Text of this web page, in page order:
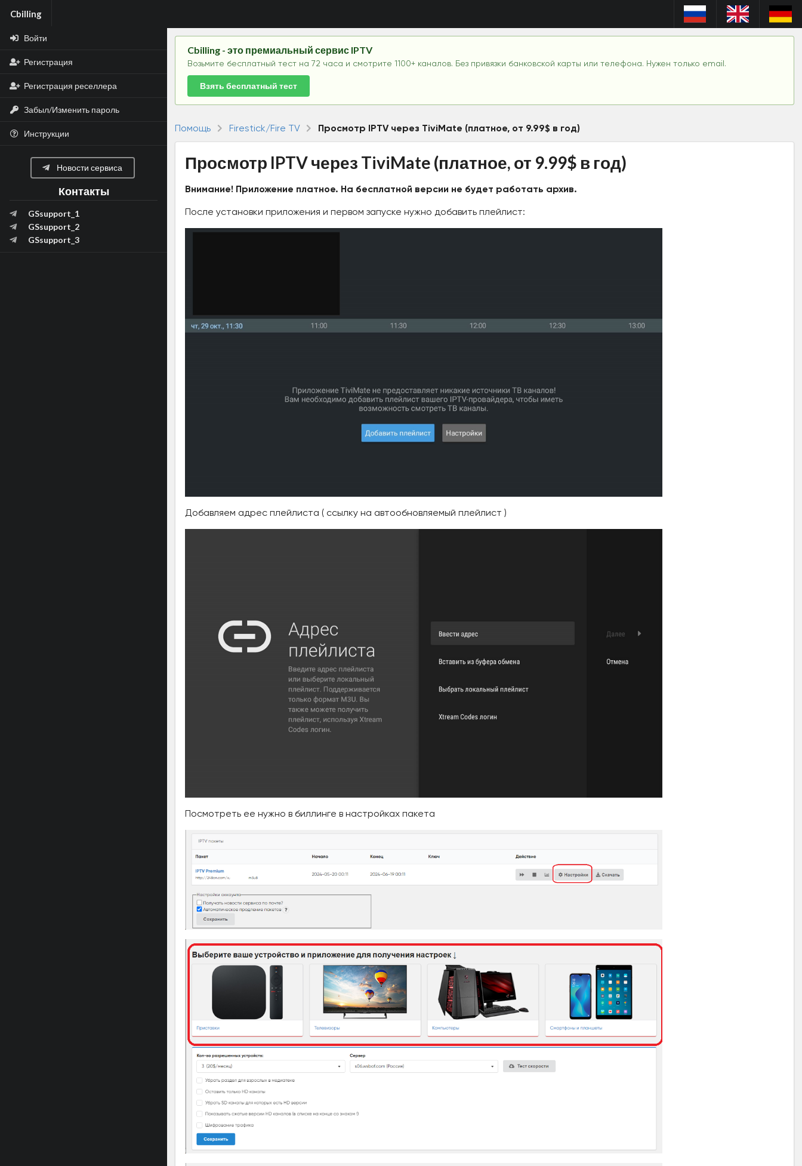
Войти
Регистрация
Регистрация реселлера
Забыл/Изменить пароль
Инструкции
Новости сервиса
Контакты
GSsupport_1
GSsupport_2
GSsupport_3
Cbilling
Cbilling - это премиальный сервис IPTV
Возьмите бесплатный тест на 72 часа и смотрите 1100+ каналов. Без привязки банковской карты или телефона. Нужен только email.
Взять бесплатный тест
Помощь Firestick/Fire TV Просмотр IPTV через TiviMate (платное, от 9.99$ в год)
Просмотр IPTV через TiviMate (платное, от 9.99$ в год)
Внимание! Приложение платное. На бесплатной версии не будет работать архив.
После установки приложения и первом запуске нужно добавить плейлист:
Добавляем адрес плейлиста ( ссылку на автообновляемый плейлист )
Посмотреть ее нужно в биллинге в настройках пакета